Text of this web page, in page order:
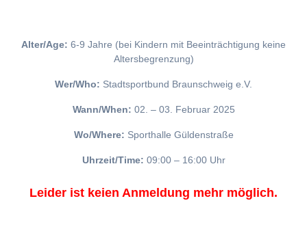
Alter/Age: 6-9 Jahre (bei Kindern mit Beeinträchtigung keine
Altersbegrenzung)
Wer/Who: Stadtsportbund Braunschweig e.V.
Wann/When: 02. – 03. Februar 2025
Wo/Where: Sporthalle Güldenstraße
Uhrzeit/Time: 09:00 – 16:00 Uhr
Leider ist keien Anmeldung mehr möglich.